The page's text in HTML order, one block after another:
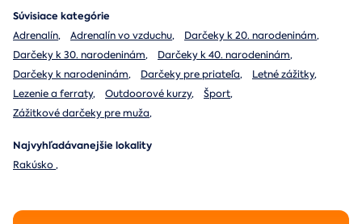
Súvisiace kategórie
Adrenalín, Adrenalín vo vzduchu, Darčeky k 20. narodeninám,
Darčeky k 30. narodeninám, Darčeky k 40. narodeninám,
Darčeky k narodeninám, Darčeky pre priateľa, Letné zážitky,
Lezenie a ferraty, Outdoorové kurzy, Šport,
Zážitkové darčeky pre muža,
Najvyhľadávanejšie lokality
Rakúsko,